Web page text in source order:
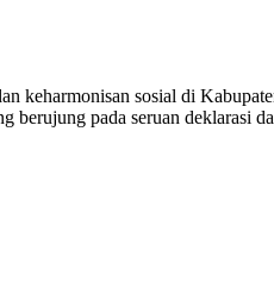
keharmonisan sosial di
berujung pada seruan